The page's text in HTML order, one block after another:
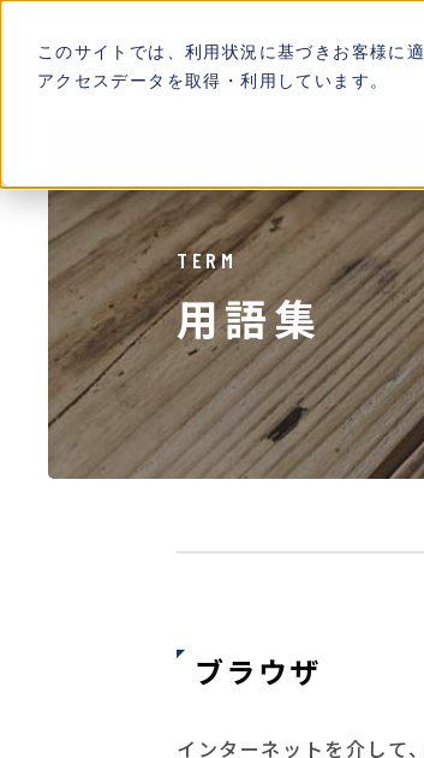
このサイトでは、利用状況に基づきお客様に
アクセスデータを取得・利用しています。
TERM
用語集
ブラウザ
インターネットを介して